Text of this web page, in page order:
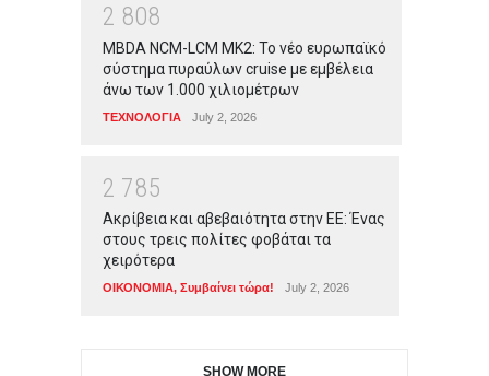
2 808
MBDA NCM-LCM MK2: Το νέο ευρωπαϊκό
σύστημα πυραύλων cruise με εμβέλεια
άνω των 1.000 χιλιομέτρων
ΤΕΧΝΟΛΟΓΙΑ July 2, 2026
2 785
Ακρίβεια και αβεβαιότητα στην ΕΕ: Ένας
στους τρεις πολίτες φοβάται τα
χειρότερα
ΟΙΚΟΝΟΜΙΑ, Συμβαίνει τώρα! July 2, 2026
SHOW MORE